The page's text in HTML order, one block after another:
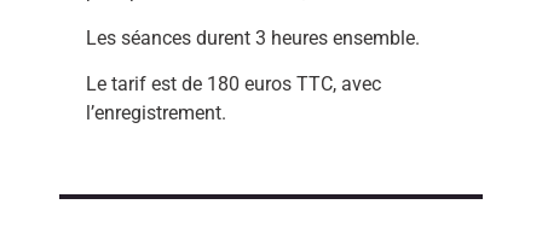
Les séances durent 3 heures ensemble.
Le tarif est de 180 euros TTC, avec
l’enregistrement.